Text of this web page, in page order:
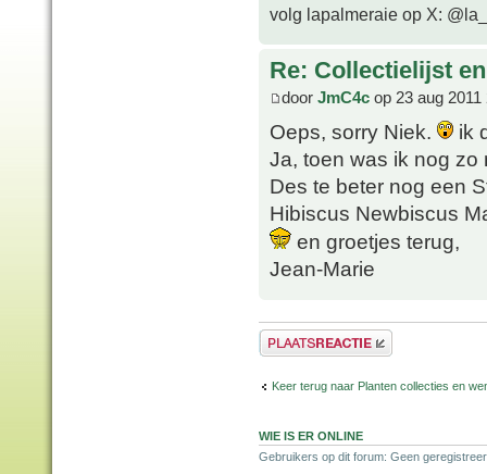
volg lapalmeraie op X:
Re: Collectielijst
door JmC4c op 23 aug 2011
Oeps, sorry Niek.
ik
Ja, toen was ik nog zo
Des te beter nog een
Hibiscus Newbiscus
en groetjes terug,
Jean-Marie
Plaats een reactie
Keer terug naar Planten collecties en
WIE IS ER ONLINE
Gebruikers op dit forum: Geen